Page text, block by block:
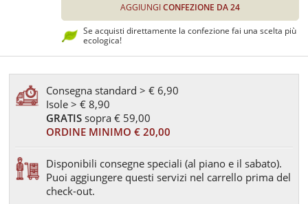
AGGIUNGICONFEZIONE DA 24
Se acquisti direttamente la confezione fai una scelta più
ecologica!
Consegna standard > € 6,90
Isole > € 8,90
GRATIS sopra € 59,00
ORDINE MINIMO € 20,00
Disponibili consegne speciali (al piano e il sabato).
Puoi aggiungere questi servizi nel carrello prima del
check-out.